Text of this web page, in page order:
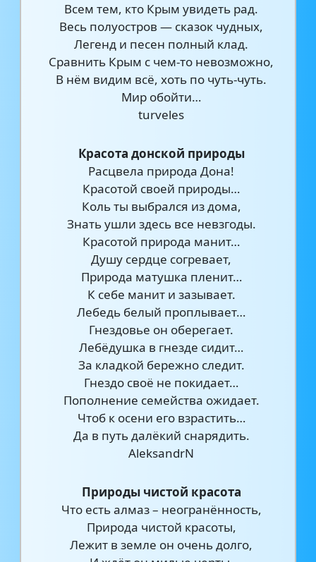
Всем тем, кто Крым увидеть рад.
Весь полуостров — сказок чудных,
Легенд и песен полный клад.
Сравнить Крым с чем-то невозможно,
В нём видим всё, хоть по чуть-чуть.
Мир обойти…
turveles
Красота донской природы
Расцвела природа Дона!
Красотой своей природы…
Коль ты выбрался из дома,
Знать ушли здесь все невзгоды.
Красотой природа манит…
Душу сердце согревает,
Природа матушка пленит…
К себе манит и зазывает.
Лебедь белый проплывает…
Гнездовье он оберегает.
Лебёдушка в гнезде сидит…
За кладкой бережно следит.
Гнездо своё не покидает…
Пополнение семейства ожидает.
Чтоб к осени его взрастить…
Да в путь далёкий снарядить.
AleksandrN
Природы чистой красота
Что есть алмаз – неогранённость,
Природа чистой красоты,
Лежит в земле он очень долго,